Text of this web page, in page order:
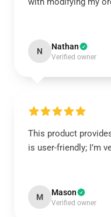
N Nathan
Verified owner
This product
is user-friendly; I’m
M Mason
Verified owner